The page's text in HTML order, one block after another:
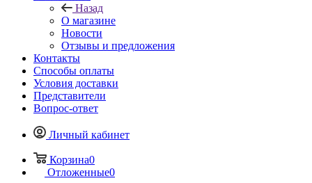
Назад
О магазине
Новости
Отзывы и предложения
Контакты
Способы оплаты
Условия доставки
Представители
Вопрос-ответ
Личный кабинет
Корзина0
Отложенные0